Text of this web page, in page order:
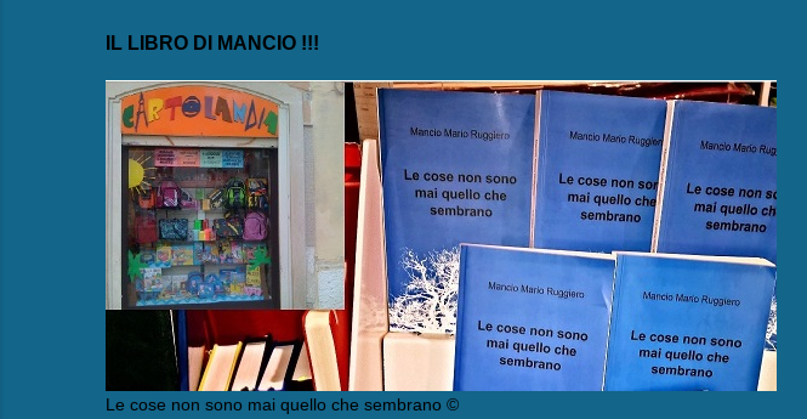
IL LIBRO DI MANCIO !!!
Le cose non sono mai quello che sembrano ©